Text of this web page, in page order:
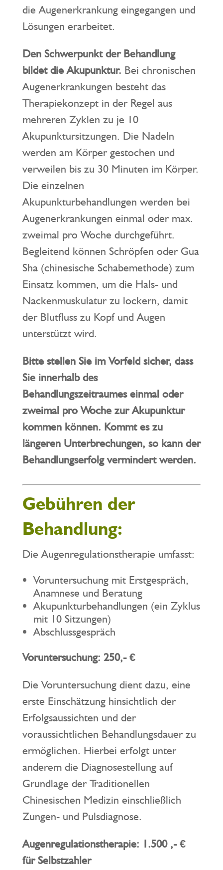
die Augenerkrankung eingegangen und
Lösungen erarbeitet.
Den Schwerpunkt der Behandlung
bildet die Akupunktur. Bei chronischen
Augenerkrankungen besteht das
Therapiekonzept in der Regel aus
mehreren Zyklen zu je 10
Akupunktursitzungen. Die Nadeln
werden am Körper gestochen und
verweilen bis zu 30 Minuten im Körper.
Die einzelnen
Akupunkturbehandlungen werden bei
Augenerkrankungen einmal oder max.
zweimal pro Woche durchgeführt.
Begleitend können Schröpfen oder Gua
Sha (chinesische Schabemethode) zum
Einsatz kommen, um die Hals- und
Nackenmuskulatur zu lockern, damit
der Blutfluss zu Kopf und Augen
unterstützt wird.
Bitte stellen Sie im Vorfeld sicher, dass
Sie innerhalb des
Behandlungszeitraumes einmal oder
zweimal pro Woche zur Akupunktur
kommen können. Kommt es zu
längeren Unterbrechungen, so kann der
Behandlungserfolg vermindert werden.
Gebühren der
Behandlung:
Die Augenregulationstherapie umfasst:
Voruntersuchung mit Erstgespräch,
Anamnese und Beratung
Akupunkturbehandlungen (ein Zyklus
mit 10 Sitzungen)
Abschlussgespräch
Voruntersuchung: 250,- €
Die Voruntersuchung dient dazu, eine
erste Einschätzung hinsichtlich der
Erfolgsaussichten und der
voraussichtlichen Behandlungsdauer zu
ermöglichen. Hierbei erfolgt unter
anderem die Diagnosestellung auf
Grundlage der Traditionellen
Chinesischen Medizin einschließlich
Zungen- und Pulsdiagnose.
Augenregulationstherapie: 1.500 ,- €
für Selbstzahler